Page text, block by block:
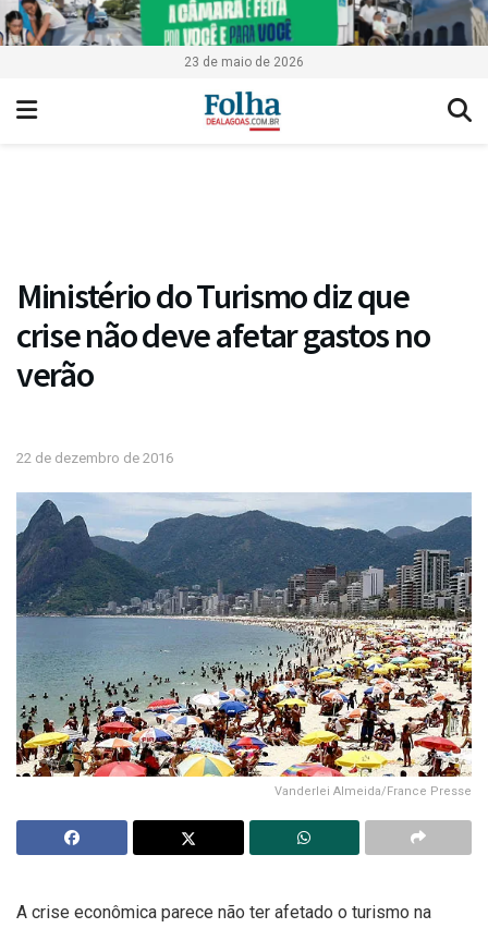
23 de maio de 2026
Ministério do Turismo diz que
crise não deve afetar gastos no
verão
22 de dezembro de 2016
Vanderlei Almeida/France Presse
A crise econômica parece não ter afetado o turismo na